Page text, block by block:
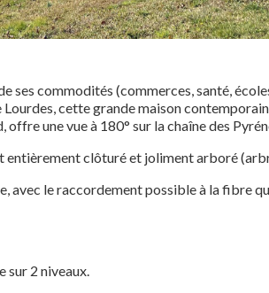
ses commodités (commerces, santé,
Lourdes, cette grande maison
une vue à 180° sur la chaîne des
entièrement clôturé et joliment arboré
avec le raccordement possible à la fibre
sur 2 niveaux.